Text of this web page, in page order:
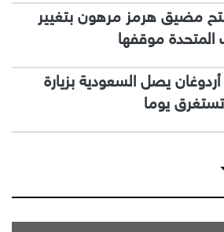
مضيق هرمز مرهون بتغيير
المتحدة موقفها
يصل السعودية بزيارة
يوما